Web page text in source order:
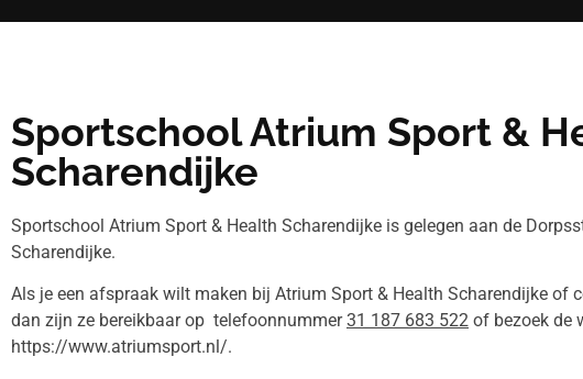
Sportschool Atrium Sport &
Scharendijke
Sportschool Atrium Sport & Health Scharendijke is gelegen aan de
Scharendijke.
Als je een afspraak wilt maken bij Atrium Sport & Health Scharendijke of
dan zijn ze bereikbaar op telefoonnummer31 187 683 522 of bezoek de
https://www.atriumsport.nl/.